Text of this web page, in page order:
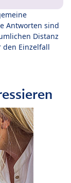
Antworten sind
Distanz
den Einzelfall